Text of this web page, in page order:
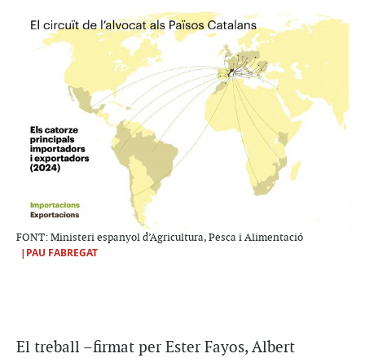
FONT: Ministeri espanyol d’Agricultura, Pesca i Alimentació
|PAU FABREGAT
El treball –firmat per Ester Fayos, Albert